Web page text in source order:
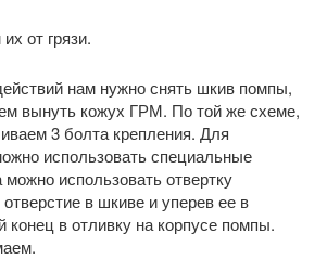
от грязи.
нам нужно снять шкив помпы,
вынуть кожух ГРМ. По той же схеме,
3 болта крепления. Для
использовать специальные
использовать отвертку
в шкиве и уперев ее в
конец в отливку на корпусе помпы.